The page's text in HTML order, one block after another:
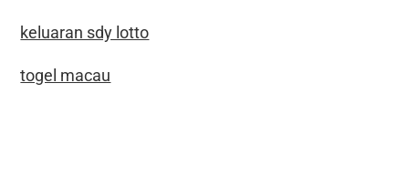
keluaran sdy lotto
togel macau